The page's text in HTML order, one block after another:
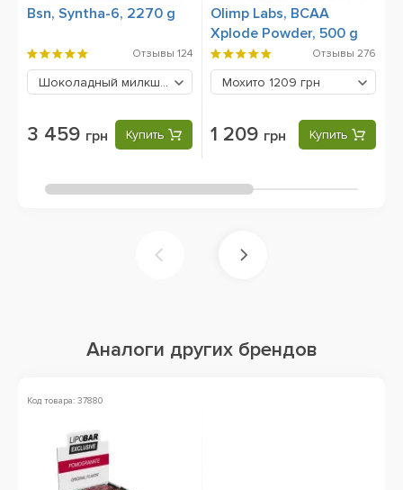
Bsn, Syntha-6, 2270 g
Отзывы 124
Шоколадный милкшейк 3459 грн
3 459 грн Купить
Olimp Labs, BCAA
Xplode Powder, 500 g
Отзывы 276
Мохито 1209 грн
1 209 грн Купить
Аналоги других брендов
Код товара: 37880